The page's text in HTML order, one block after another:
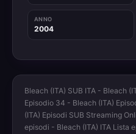
ANNO
2004
Bleach (ITA) SUB ITA - Bleach
Episodio 34 - Bleach (ITA)
(ITA) Episodi SUB Streaming
episodi - Bleach (ITA) ITA Lista